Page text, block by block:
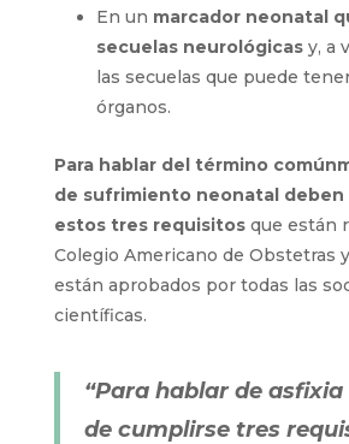
En un marcador neonatal
secuelas neurológicasy, a
las secuelas que puede
órganos.
Para hablar del término
de sufrimiento neonatal deben
estos tres requisitosque están
Colegio Americano de Obstetras
están aprobados por todas las
científicas.
“Para hablar de
de cumplirse tres